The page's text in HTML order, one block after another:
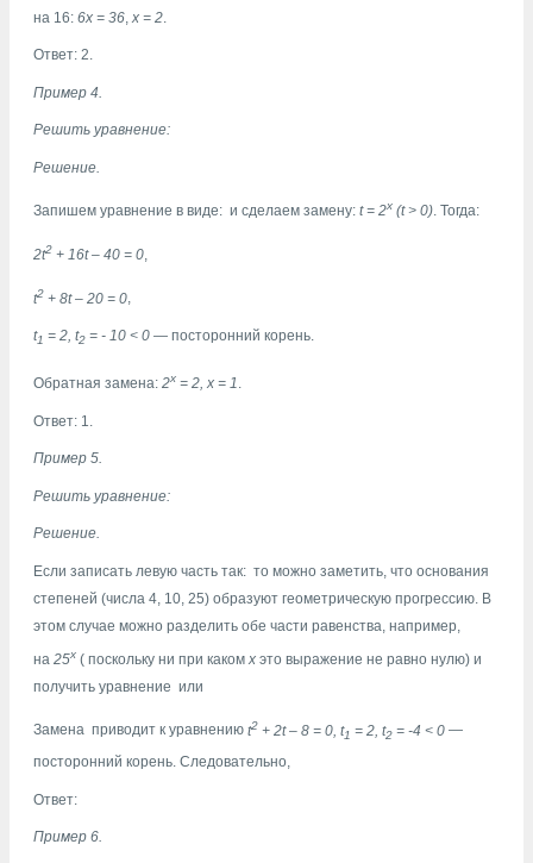
на 16: 6х = 36 х = 2
Ответ: 2.
Пример 4.
Решить уравнение:
Решение.
Запишем уравнение в виде: и сделаем замену: t = 2x (t> 0). Тогда:
2t2 + 16t – 40 = 0,
t2 + 8t – 20 = 0,
t1 = 2, t2 = - 10 < 0 — посторонний корень.
Обратная замена: 2х = 2, х = 1.
Ответ: 1.
Пример 5.
Решить уравнение:
Решение.
Если записать левую часть так: то можно заметить, что основания
степеней (числа 4, 10, 25) образуют геометрическую прогрессию. В
этом случае можно разделить обе части равенства, например,
на 25х ( поскольку ни при какомх это выражение не равно нулю) и
получить уравнение или
Замена приводит к уравнению t2 + 2t – 8 = 0, t1 = 2, t2 = -4 < 0 —
посторонний корень. Следовательно,
Ответ:
Пример 6.